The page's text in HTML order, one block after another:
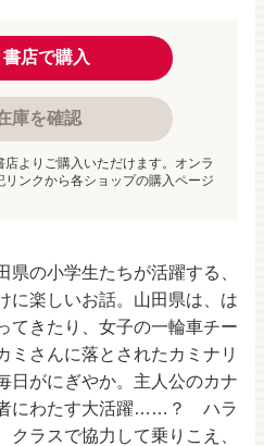
県の小学生たちが活躍する、
に楽しいお話。山田県は、は
てきたり、女子の一輪車チー
ミさんに落とされたカミナリ
日がにぎやか。主人公のカナ
者にわたす大活躍……？ ハラ
ラスで協力して乗りこえ、
店で購入
庫を確認
よりご購入いただけます。オンラ
ンクから各ショップの購入ページ